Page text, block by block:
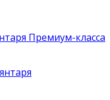
Премиум-класса